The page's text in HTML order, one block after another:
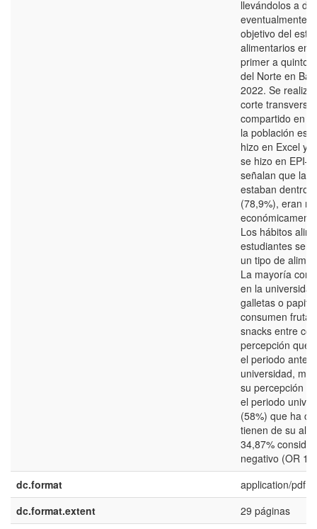
llevándolos a
eventualmente
objetivo del
alimentarios en
primer a quinto
del Norte en
2022. Se
corte
compartido en
la población
hizo en Excel y
se hizo en
señalan que la
estaban dentro
(78,9%), eran
Los hábitos
estudiantes
un tipo de
La mayoría
en la
galletas o
consumen
snacks entre
percepción que
el periodo antes
universidad,
su percepción
el periodo
(58%) que ha
tienen de su
34,87%
negativo (OR
dc.format
application/pdf
dc.format.extent
29 páginas